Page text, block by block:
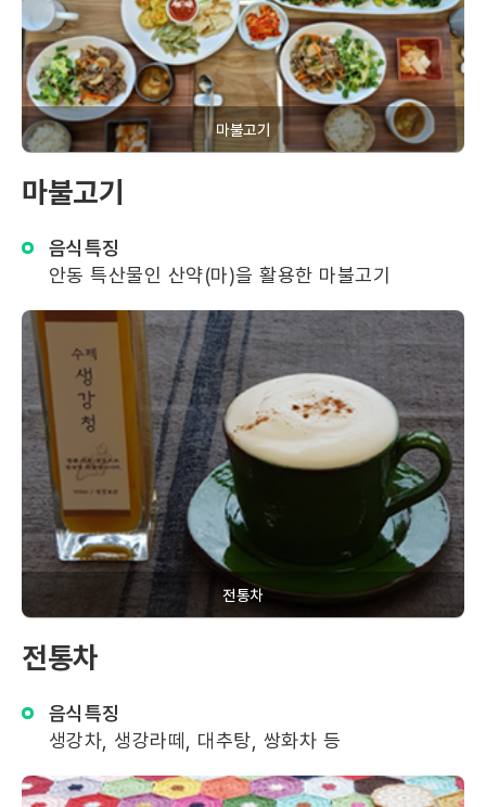
마불고기
마불고기
음식특징
안동 특산물인 산약(마)을 활용한 마불고기
전통차
전통차
음식특징
생강차, 생강라떼, 대추탕, 쌍화차 등